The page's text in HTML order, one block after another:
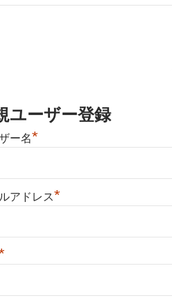
ユーザー登録
ー名*
アドレス*